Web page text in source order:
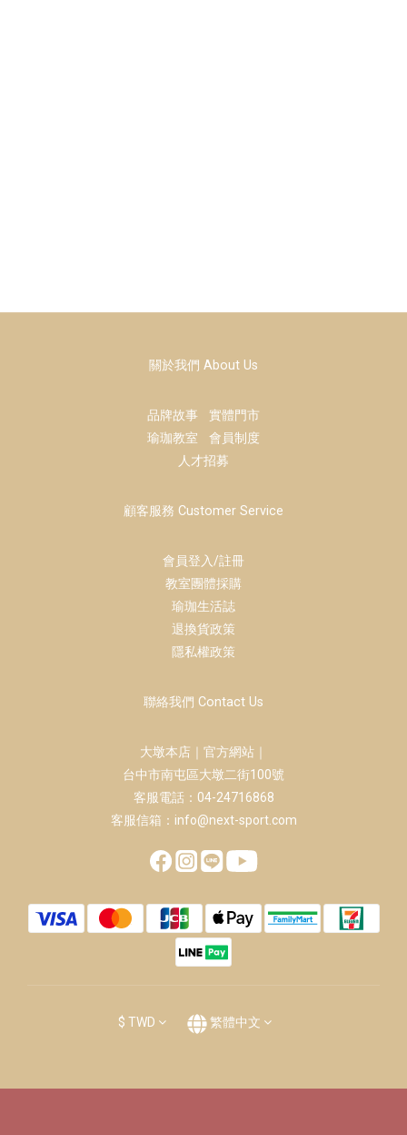
關於我們 About Us
品牌故事 實體門市
瑜珈教室 會員制度
人才招募
顧客服務 Customer Service
會員登入/註冊
教室團體採購
瑜珈生活誌
退換貨政策
隱私權政策
聯絡我們 Contact Us
大墩本店｜官方網站｜
台中市南屯區大墩二街100號
客服電話：04-24716868
客服信箱：info@next-sport.com
$ TWD 繁體中文